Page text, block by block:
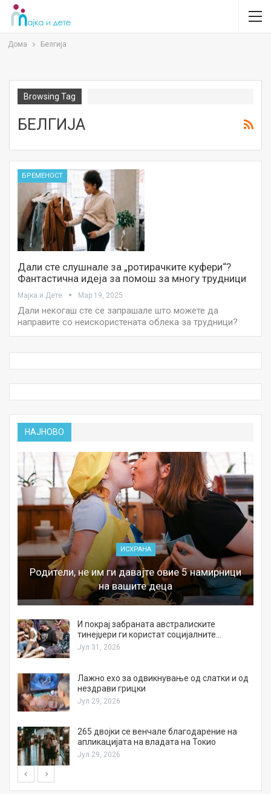
Дома Белгија
Browsing Tag
БЕЛГИЈА
БРЕМЕНОСТ
Дали сте слушнале за „ротирачките куфери“?
Фантастична идеја за помош за многу трудници
Мајка и Дете Мар 19, 2025
Дали некогаш сте се запрашале што можете да
направите со неискористената облека за трудници?
НАЈНОВО
ИСХРАНА
Родители, не им ги давајте овие 5 намирници
на вашите деца
И покрај забраната австралиските
тинејџери ги користат социјалните…
Јул 31, 2026
Лажно ехо за одвикнување од слатки и од
нездрави грицки
Јул 29, 2026
265 двојки се венчале благодарение на
апликацијата на владата на Токио
Јул 29, 2026